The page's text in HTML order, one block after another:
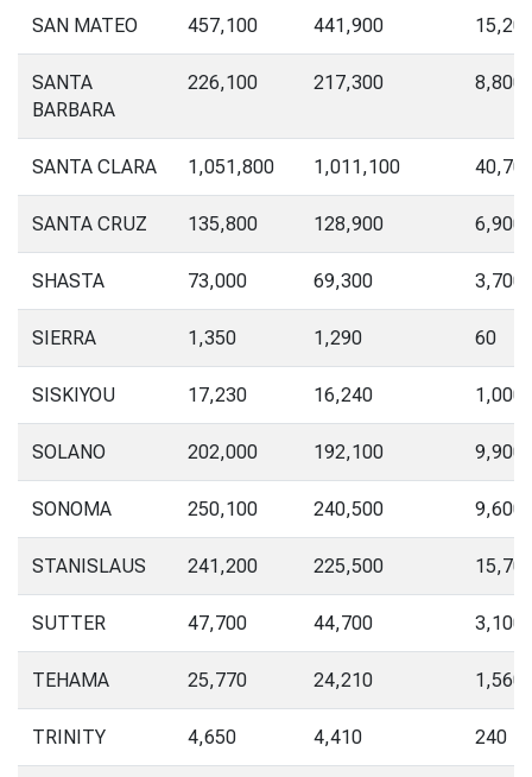
SAN MATEO 457,100 441,900
SANTA
BARBARA
226,100 217,300 8,800
SANTA CLARA 1,051,800 1,011,100
SANTA CRUZ 135,800 128,900 6,900
SHASTA 73,000 69,300 3,700
SIERRA 1,350 1,290 60
SISKIYOU 17,230 16,240 1,000
SOLANO 202,000 192,100 9,900
SONOMA 250,100 240,500 9,600
STANISLAUS 241,200 225,500
SUTTER 47,700 44,700 3,100
TEHAMA 25,770 24,210 1,560
TRINITY 4,650 4,410 240